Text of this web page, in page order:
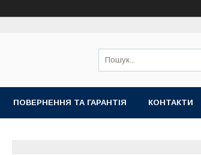
ПОВЕРНЕННЯ ТА ГАРАНТІЯ КОНТАКТИ